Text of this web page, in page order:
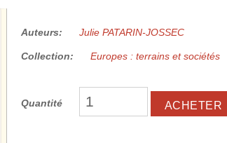
Auteurs: Julie PATARIN-JOSSEC
Collection: Europes : terrains et sociétés
Quantité